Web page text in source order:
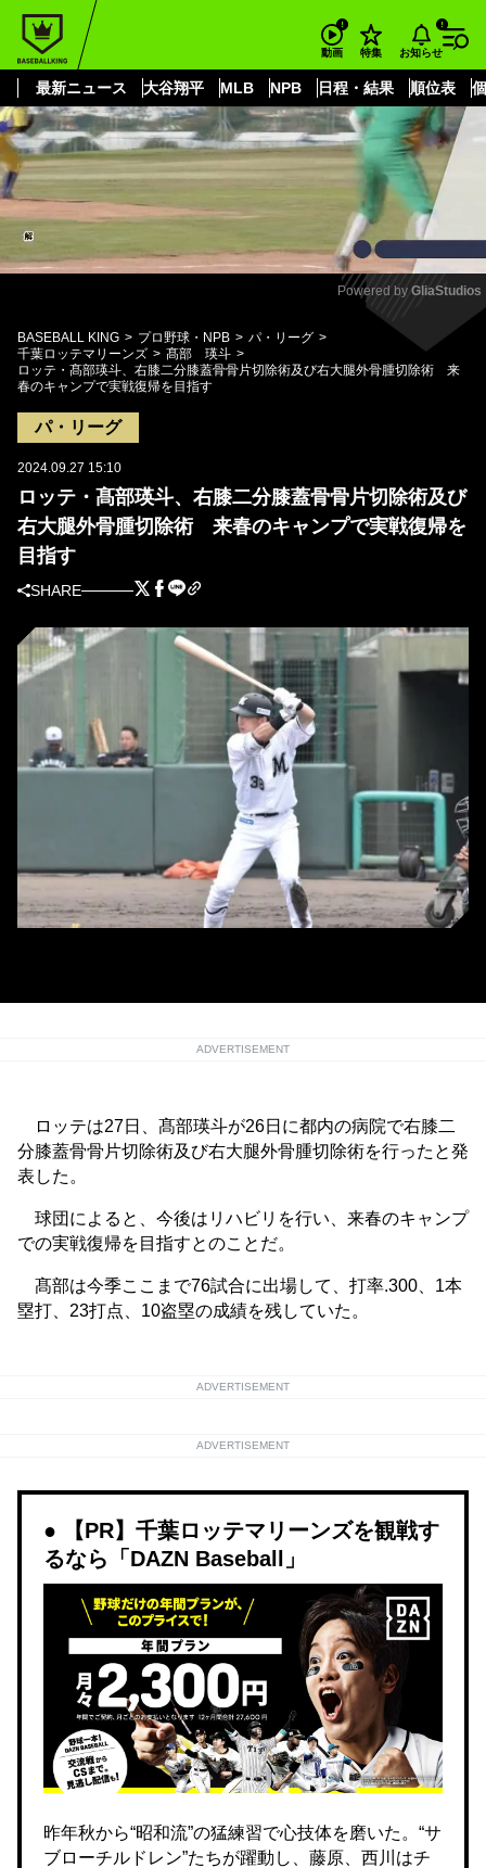
動画 特集 お知らせ
最新ニュース 大谷翔平 MLB NPB 日程・結果 順位表
もっと見る
Mute
Powered by GliaStudios
BASEBALL KING プロ野球・NPB
パ・リーグ
千葉ロッテマリーンズ
髙部 瑛斗
ロッテ・髙部瑛斗、右膝二分膝蓋骨骨片切除術及び右大腿外骨腫切除術 来
春のキャンプで実戦復帰を目指す
パ・リーグ
2024.09.27 15:10
ロッテ・髙部瑛斗、右膝二分膝蓋骨骨片切除術及び
右大腿外骨腫切除術 来春のキャンプで実戦復帰を
目指す
SHARE
ADVERTISEMENT
ロッテは27日、髙部瑛斗が26日に都内の病院で右膝二
分膝蓋骨骨片切除術及び右大腿外骨腫切除術を行ったと発
表した。
球団によると、今後はリハビリを行い、来春のキャンプ
での実戦復帰を目指すとのことだ。
髙部は今季ここまで76試合に出場して、打率.300、1本
塁打、23打点、10盗塁の成績を残していた。
ADVERTISEMENT
ADVERTISEMENT
【PR】千葉ロッテマリーンズを観戦す
るなら「DAZN Baseball」
昨年秋から“昭和流”の猛練習で心技体を磨いた。“サ
ブローチルドレン”たちが躍動し、藤原、西川はチ